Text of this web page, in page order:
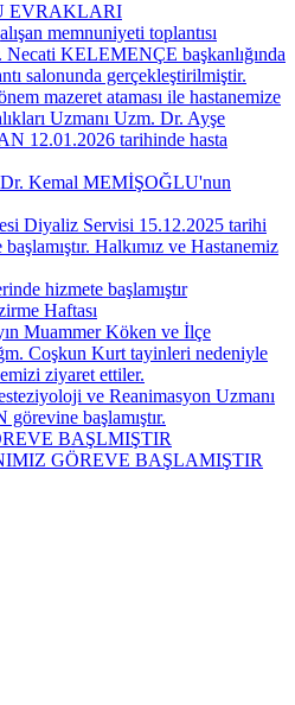
EVRAKLARI
memnuniyeti toplantısı
KELEMENÇE başkanlığında
salonunda gerçekleştirilmiştir.
mazeret ataması ile hastanemize
Uzmanı Uzm. Dr. Ayşe
12.01.2026 tarihinde hasta
Dr. Kemal MEMİŞOĞLU'nun
Diyaliz Servisi 15.12.2025 tarihi
Halkımız ve Hastanemiz
hizmete başlamıştır
Haftası
Muammer Köken ve İlçe
Coşkun Kurt tayinleri nedeniyle
ziyaret ettiler.
ve Reanimasyon Uzmanı
başlamıştır.
BAŞLMIŞTIR
GÖREVE BAŞLAMIŞTIR